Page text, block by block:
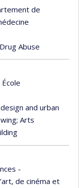
de
Abuse
and urban
; Arts
-
de cinéma et